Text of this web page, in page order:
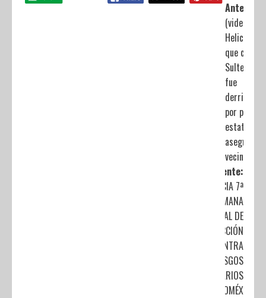
Anterior:
(video)
que cayó
Sultepec
fue
derribado
por
estatales,
aseguran
vecinos
Siguiente:
INICIA 7ª
SEMANA
ESTATAL DE
PROTECCIÓN
CONTRA
RIESGOS
SANITARIOS
EN EDOMÉX